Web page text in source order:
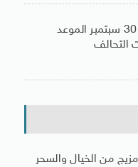
رئيس الوزراء العراقى: 30 سبتمبر الموعد
التحالف
من الخيال والسحر